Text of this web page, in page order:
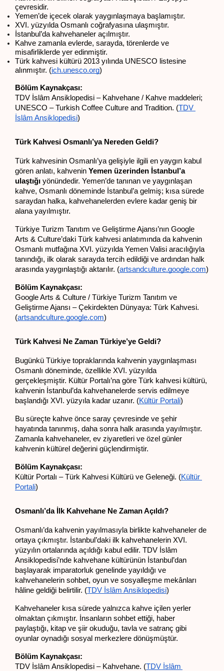
çevresidir.
Yemen’de içecek olarak yaygınlaşmaya başlamıştır.
XVI. yüzyılda Osmanlı coğrafyasına ulaşmıştır.
İstanbul’da kahvehaneler açılmıştır.
Kahve zamanla evlerde, sarayda, törenlerde ve
misafirliklerde yer edinmiştir.
Türk kahvesi kültürü 2013 yılında UNESCO listesine
alınmıştır. (ich.unesco.org)
Bölüm Kaynakçası:
TDV İslâm Ansiklopedisi – Kahvehane / Kahve maddeleri;
UNESCO – Turkish Coffee Culture and Tradition. (TDV
İslâm Ansiklopedisi)
Türk Kahvesi Osmanlı’ya Nereden Geldi?
Türk kahvesinin Osmanlı’ya gelişiyle ilgili en yaygın kabul
gören anlatı, kahvenin Yemen üzerinden İstanbul’a
ulaştığı yönündedir. Yemen’de tanınan ve yaygınlaşan
kahve, Osmanlı döneminde İstanbul’a gelmiş; kısa sürede
saraydan halka, kahvehanelerden evlere kadar geniş bir
alana yayılmıştır.
Türkiye Turizm Tanıtım ve Geliştirme Ajansı’nın Google
Arts & Culture’daki Türk kahvesi anlatımında da kahvenin
Osmanlı mutfağına XVI. yüzyılda Yemen Valisi aracılığıyla
tanındığı, ilk olarak sarayda tercih edildiği ve ardından halk
arasında yaygınlaştığı aktarılır. (artsandculture.google.com)
Bölüm Kaynakçası:
Google Arts & Culture / Türkiye Turizm Tanıtım ve
Geliştirme Ajansı – Çekirdekten Dünyaya: Türk Kahvesi.
(artsandculture.google.com)
Türk Kahvesi Ne Zaman Türkiye’ye Geldi?
Bugünkü Türkiye topraklarında kahvenin yaygınlaşması
Osmanlı döneminde, özellikle XVI. yüzyılda
gerçekleşmiştir. Kültür Portalı’na göre Türk kahvesi kültürü,
kahvenin İstanbul’da kahvehanelerde servis edilmeye
başlandığı XVI. yüzyıla kadar uzanır. (Kültür Portali)
Bu süreçte kahve önce saray çevresinde ve şehir
hayatında tanınmış, daha sonra halk arasında yayılmıştır.
Zamanla kahvehaneler, ev ziyaretleri ve özel günler
kahvenin kültürel değerini güçlendirmiştir.
Bölüm Kaynakçası:
Kültür Portalı – Türk Kahvesi Kültürü ve Geleneği. (Kültür
Portali)
Osmanlı’da İlk Kahvehane Ne Zaman Açıldı?
Osmanlı’da kahvenin yayılmasıyla birlikte kahvehaneler de
ortaya çıkmıştır. İstanbul’daki ilk kahvehanelerin XVI.
yüzyılın ortalarında açıldığı kabul edilir. TDV İslâm
Ansiklopedisi’nde kahvehane kültürünün İstanbul’dan
başlayarak imparatorluk genelinde yayıldığı ve
kahvehanelerin sohbet, oyun ve sosyalleşme mekânları
hâline geldiği belirtilir. (TDV İslâm Ansiklopedisi)
Kahvehaneler kısa sürede yalnızca kahve içilen yerler
olmaktan çıkmıştır. İnsanların sohbet ettiği, haber
paylaştığı, kitap ve şiir okuduğu, tavla ve satranç gibi
oyunlar oynadığı sosyal merkezlere dönüşmüştür.
Bölüm Kaynakçası:
TDV İslâm Ansiklopedisi – Kahvehane. (TDV İslâm